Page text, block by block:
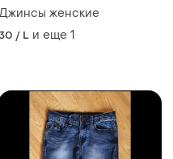
женские
/ L и еще 1